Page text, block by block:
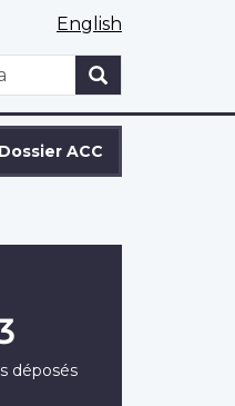
English
ACC
déposés